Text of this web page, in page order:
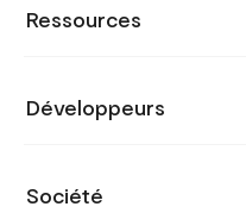
Factures
Ressources
Développeurs
Société